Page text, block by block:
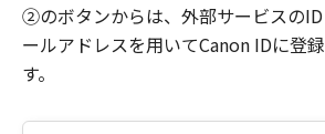
②のボタンからは、外部サービスの
ールアドレスを用いてCanon IDに登
す。